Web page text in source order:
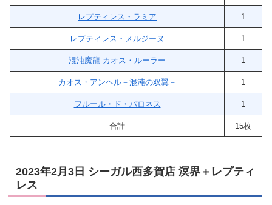
レプティレス・ラミア 1
レプティレス・メルジーヌ 1
混沌魔龍 カオス・ルーラー 1
カオス・アンヘル－混沌の双翼－ 1
フルール・ド・バロネス 1
合計 15枚
2023年2月3日 シーガル西多賀店 溟界＋レプティ
レス